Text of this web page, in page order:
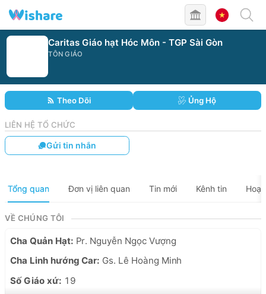
Caritas Giáo hạt Hóc Môn - TGP Sài Gòn
TÔN GIÁO
Theo Dõi Ủng Hộ
LIÊN HỆ TỔ CHỨC
Gửi tin nhắn
Tổng quan Đơn vị liên quan Tin mới Kênh tin
VỀ CHÚNG TÔI
Cha Quản Hạt: Pr. Nguyễn Ngọc Vượng
Cha Linh hướng Car: Gs. Lê Hoàng Minh
Số Giáo xứ: 19